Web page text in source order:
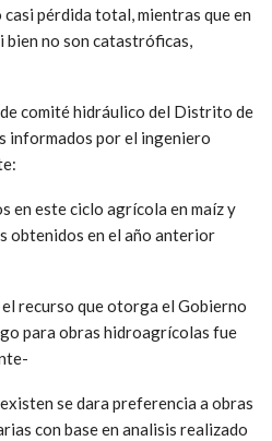
pérdida total, mientras que en
bien no son catastróficas,
comité hidráulico del Distrito de
informados por el ingeniero
en este ciclo agrícola en maíz y
obtenidos en el año anterior
recurso que otorga el Gobierno
para obras hidroagrícolas fue
se dara preferencia a obras
con base en analisis realizado